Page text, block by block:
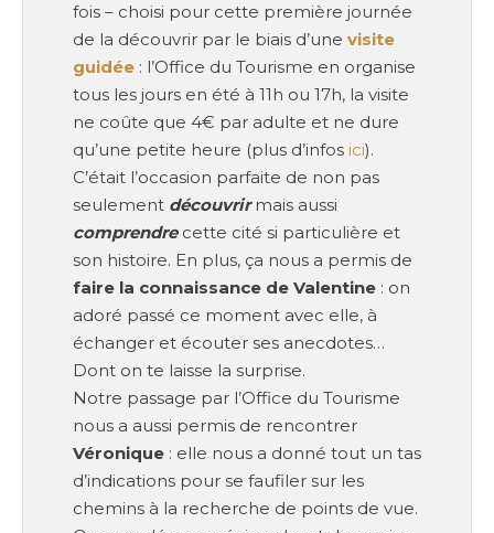
fois – choisi pour cette première journée
de la découvrir par le biais d’une visite
guidée : l’Office du Tourisme en organise
tous les jours en été à 11h ou 17h, la visite
ne coûte que 4€ par adulte et ne dure
qu’une petite heure (plus d’infos ici).
C’était l’occasion parfaite de non pas
seulement découvrirmais aussi
comprendrecette cité si particulière et
son histoire. En plus, ça nous a permis de
faire la connaissance de Valentine : on
adoré passé ce moment avec elle, à
échanger et écouter ses anecdotes…
Dont on te laisse la surprise.
Notre passage par l’Office du Tourisme
nous a aussi permis de rencontrer
Véronique : elle nous a donné tout un tas
d’indications pour se faufiler sur les
chemins à la recherche de points de vue.